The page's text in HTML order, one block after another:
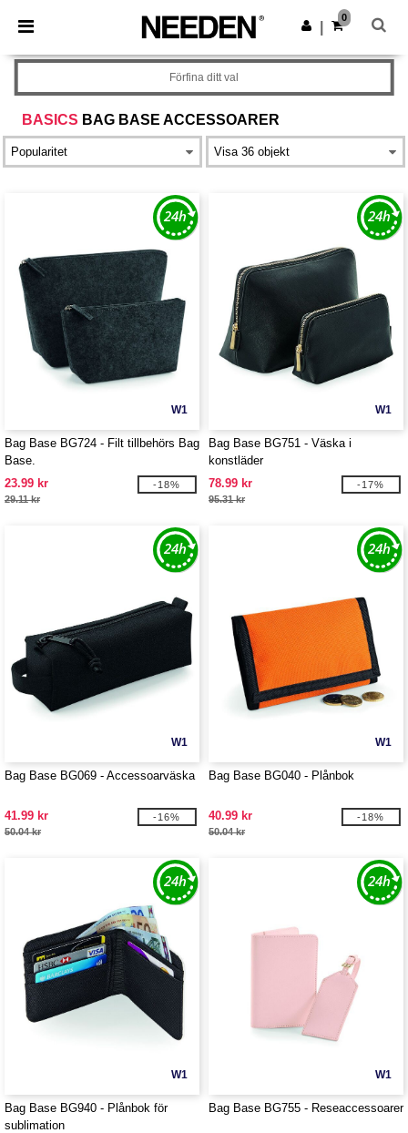
× Needen-app
Bättre priser i appen!
Hämta app
0
BASICS BAG BASE ACCESSOARER
Förfina ditt val
W1
Bag Base BG724 - Filt tillbehörs Bag
Base.
23.99 kr
29.11 kr
-18%
W1
Bag Base BG751 - Väska i
konstläder
78.99 kr
95.31 kr
-17%
W1
Bag Base BG069 - Accessoarväska
41.99 kr
50.04 kr
-16%
W1
Bag Base BG040 - Plånbok
40.99 kr
50.04 kr
-18%
W1
Bag Base BG940 - Plånbok för
sublimation
W1
Bag Base BG755 - Reseaccessoarer